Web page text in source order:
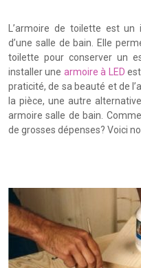
L’armoire de toilette est un
d’une salle de bain. Elle
toilette pour conserver un
installer une armoire à LED
praticité, de sa beauté et de
la pièce, une autre
armoire salle de bain.
de grosses dépenses? Voici